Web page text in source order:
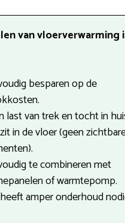
van vloerverwarming
besparen op de
last van trek en tocht in
in de vloer (geen
te combineren met
of warmtepomp.
amper onderhoud